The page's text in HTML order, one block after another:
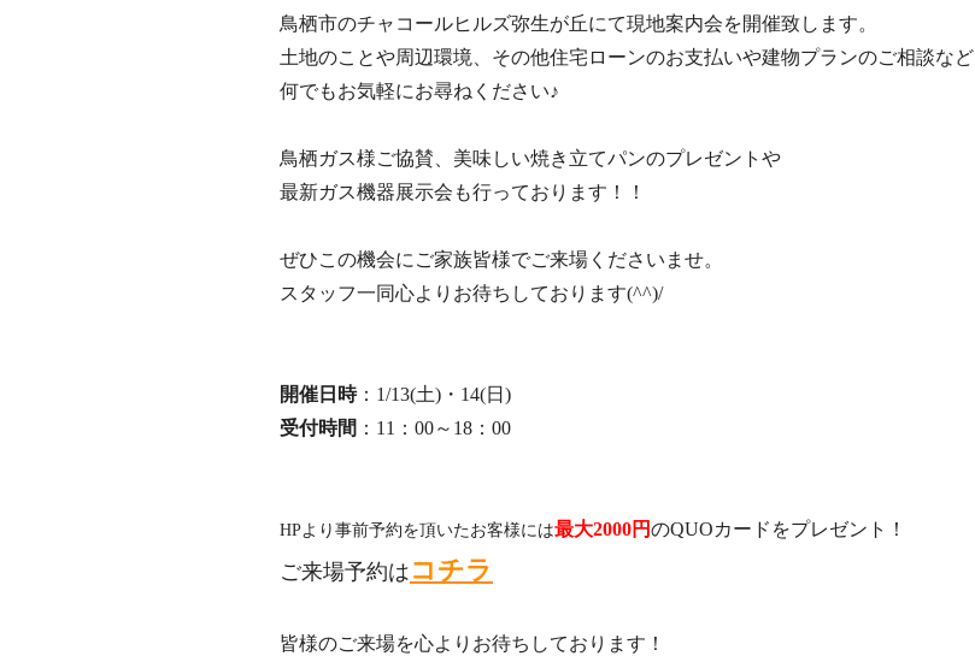
鳥栖市のチャコールヒルズ弥生が丘にて現地案内会を開催致します。
土地のことや周辺環境、その他住宅ローンのお支払いや建物プランのご相談など
何でもお気軽にお尋ねください♪
鳥栖ガス様ご協賛、美味しい焼き立てパンのプレゼントや
最新ガス機器展示会も行っております！！
ぜひこの機会にご家族皆様でご来場くださいませ。
スタッフ一同心よりお待ちしております(^^)/
開催日時：1/13(土)・14(日)
受付時間 ：11：00～18：00
HPより事前予約を頂いたお客様には最大2000円のQUOカードをプレゼント！
ご来場予約は コチラ
皆様のご来場を心よりお待ちしております！